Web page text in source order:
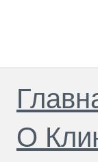
О